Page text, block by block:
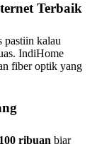
Terbaik
pastiin kalau
IndiHome
fiber optik yang
ribuan biar